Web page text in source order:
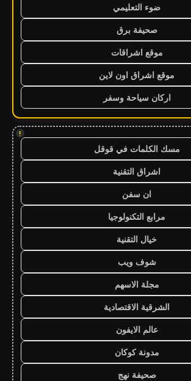
ضوء التعليمي
صحيفة برق
موقع اشراقات
موقع اشراق اون لاين
اركان سياحة وسفر
!
مسك الكلمات في قوقل
اشراق التقنية
ان سفن
مرابع التكنولوجيا
خيال التقنية
شوف ويب
مجلة الاسهم
الشرقية الاقتصادية
عالم الايفون
مدونة كوكان
صحيفة نهج